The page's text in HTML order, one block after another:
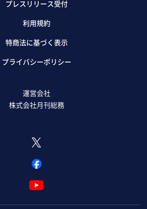
プレスリリース受付
利用規約
特商法に基づく表示
プライバシーポリシー
運営会社
株式会社月刊総務